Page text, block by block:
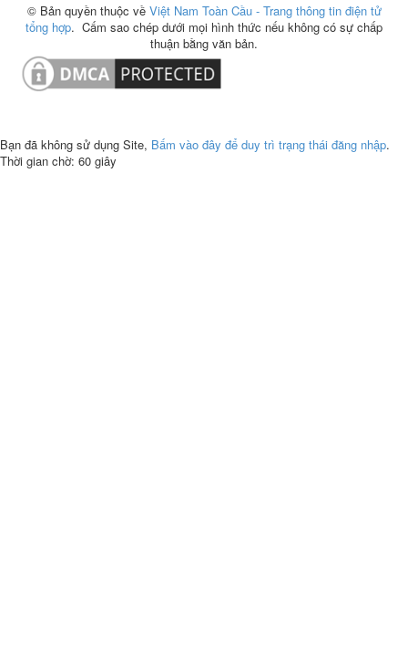
© Bản quyền thuộc về Việt Nam Toàn Cầu - Trang thông tin điện tử
tổng hợp. Cấm sao chép dưới mọi hình thức nếu không có sự chấp
thuận bằng văn bản.
Bạn đã không sử dụng Site, Bấm vào đây để duy trì trạng thái đăng nhập.
Thời gian chờ: 60 giây